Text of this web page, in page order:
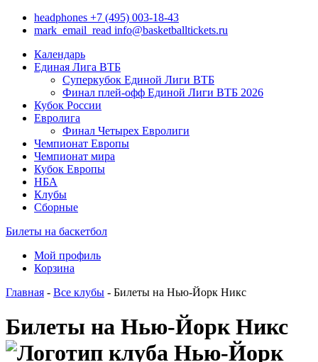
headphones +7 (495) 003-18-43
mark_email_read info@basketballtickets.ru
Календарь
Единая Лига ВТБ
Суперкубок Единой Лиги ВТБ
Финал плей-офф Единой Лиги ВТБ 2026
Кубок России
Евролига
Финал Четырех Евролиги
Чемпионат Европы
Чемпионат мира
Кубок Европы
НБА
Клубы
Сборные
Билеты на баскетбол
Мой профиль
Корзина
Главная - Все клубы - Билеты на Нью-Йорк Никс
Билеты на Нью-Йорк Никс